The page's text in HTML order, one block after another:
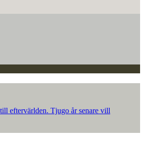
eftervärlden. Tjugo år senare vill